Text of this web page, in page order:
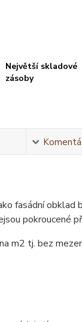
Největší skladové
zásoby
fasádní obklad
pokroucené
m2 tj. bez